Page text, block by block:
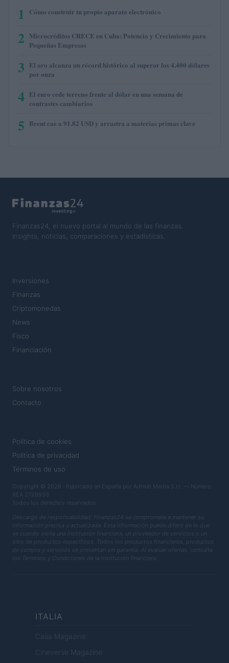
1 Cómo construir tu propio aparato electrónico
2 Microcréditos CRECE en Cuba: Potencia y Crecimiento para
Pequeñas Empresas
3 El oro alcanza un récord histórico al superar los 4.400 dólares
por onza
4 El euro cede terreno frente al dólar en una semana de
contrastes cambiarios
5 Brent cae a 91.82 USD y arrastra a materias primas clave
Finanzas24, el nuevo portal al mundo de las finanzas.
Insights, noticias, comparaciones y estadísticas.
Inversiones
Finanzas
Criptomonedas
News
Fisco
Financiación
Sobre nosotros
Contacto
Política de cookies
Política de privacidad
Términos de uso
Copyright © 2026 · Publicado en España por AdHub Media S.r.l. — Número
REA 2729933
Todos los derechos reservados
Descargo de responsabilidad: Finanzas24 se compromete a mantener su
información precisa y actualizada. Esta información puede diferir de lo que
ve cuando visita una institución financiera, un proveedor de servicios o un
sitio de productos específicos. Todos los productos financieros, productos
de compra y servicios se presentan sin garantía. Al evaluar ofertas, consulte
los Términos y Condiciones de la institución financiera.
ITALIA
Casa Magazine
Cineverse Magazine